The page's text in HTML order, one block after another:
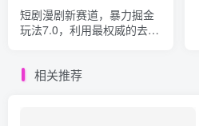
短剧漫剧新赛道，暴力掘金
玩法7.0，利用最权威的去重
相关推荐